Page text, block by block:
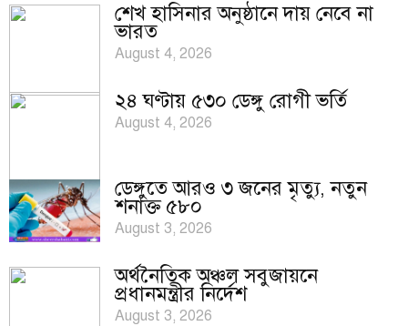
শেখ হাসিনার অনুষ্ঠানে দায় নেবে না
ভারত
August 4, 2026
২৪ ঘণ্টায় ৫৩০ ডেঙ্গু রোগী ভর্তি
August 4, 2026
ডেঙ্গুতে আরও ৩ জনের মৃত্যু, নতুন
শনাক্ত ৫৮০
August 3, 2026
অর্থনৈতিক অঞ্চল সবুজায়নে
প্রধানমন্ত্রীর নির্দেশ
August 3, 2026